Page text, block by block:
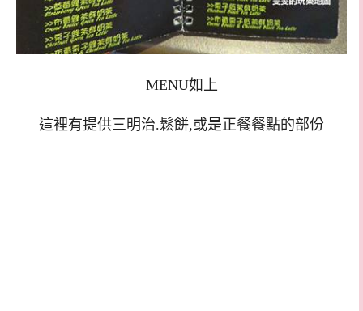
MENU如上
這裡有提供三明治.鬆餅,或是正餐餐點的部份